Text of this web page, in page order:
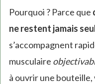
Pourquoi ? Parce que
ne restent jamais
s’accompagnent
musculaire
à ouvrir une